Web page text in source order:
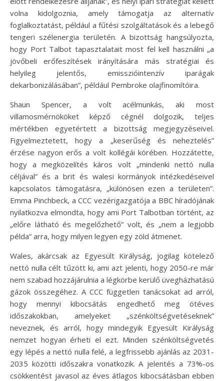
volna kidolgoznia, amely támogatja az alternatív
foglalkoztatást, például a fűtési szolgáltatások és a lebegő
tengeri szélenergia területén. A bizottság hangsúlyozta,
hogy Port Talbot tapasztalatait most fel kell használni „a
jövőbeli erőfeszítések irányítására más stratégiai és
helyileg jelentős, emisszióintenzív iparágak
dekarbonizálásában”, például Pembroke olajfinomítóira.
Shaun Spencer, a volt acélmunkás, aki most
villamosmérnököket képző cégnél dolgozik, teljes
mértékben egyetértett a bizottság megjegyzéseivel.
Figyelmeztetett, hogy a „keserűség és neheztelés”
érzése nagyon erős a volt kollégái körében. Hozzátette,
hogy a megközelítés káros volt „mindenki nettó nulla
céljával” és a brit és walesi kormányok intézkedéseivel
kapcsolatos támogatásra, „különösen ezen a területen”.
Emma Pinchbeck, a CCC vezérigazgatója a BBC híradójának
nyilatkozva elmondta, hogy ami Port Talbotban történt, az
„előre látható és megelőzhető” volt, és „nem a legjobb
példa” arra, hogy milyen legyen egy zöld átmenet.
Wales, akárcsak az Egyesült Királyság, jogilag kötelező
nettó nulla célt tűzött ki, ami azt jelenti, hogy 2050-re már
nem szabad hozzájárulnia a légkörbe kerülő üvegházhatású
gázok összegéhez. A CCC független tanácsokat ad arról,
hogy mennyi kibocsátás engedhető meg ötéves
időszakokban, amelyeket „szénköltségvetéseknek”
neveznek, és arról, hogy mindegyik Egyesült Királyság
nemzet hogyan érheti el ezt. Minden szénköltségvetés
egy lépés a nettó nulla felé, a legfrissebb ajánlás az 2031-
2035 közötti időszakra vonatkozik. A jelentés a 73%-os
csökkentést javasol az éves átlagos kibocsátásban ebben